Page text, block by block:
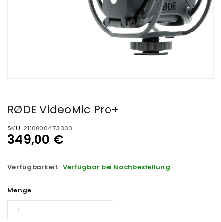
RØDE VideoMic Pro+
SKU: 2110000473303
349,00 €
Verfügbarkeit: Verfügbar bei Nachbestellung
Menge